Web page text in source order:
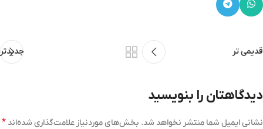
جدیدتر قدیمی تر
دیدگاهتان را بنویسید
نشانی ایمیل شما منتشر نخواهد شد. بخش‌های موردنیاز علامت‌گذاری شده‌اند *